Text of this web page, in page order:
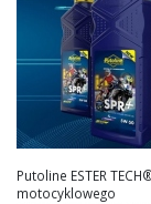
Putoline ESTER
motocyklowego